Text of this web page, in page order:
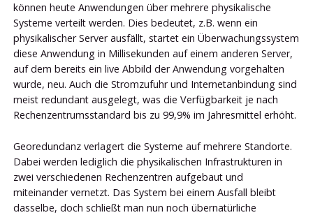
können heute Anwendungen über mehrere physikalische
Systeme verteilt werden. Dies bedeutet, z.B. wenn ein
physikalischer Server ausfällt, startet ein Überwachungssystem
diese Anwendung in Millisekunden auf einem anderen Server,
auf dem bereits ein live Abbild der Anwendung vorgehalten
wurde, neu. Auch die Stromzufuhr und Internetanbindung sind
meist redundant ausgelegt, was die Verfügbarkeit je nach
Rechenzentrumsstandard bis zu 99,9% im Jahresmittel erhöht.
Georedundanz verlagert die Systeme auf mehrere Standorte.
Dabei werden lediglich die physikalischen Infrastrukturen in
zwei verschiedenen Rechenzentren aufgebaut und
miteinander vernetzt. Das System bei einem Ausfall bleibt
dasselbe, doch schließt man nun noch übernatürliche